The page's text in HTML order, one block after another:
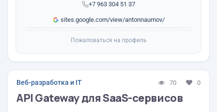
+7 963 304 51 37
sites.google.com/view/antonnaumov/
Пожаловаться на профиль
Веб-разработка и IT 70 0
API Gateway для SaaS-сервисов